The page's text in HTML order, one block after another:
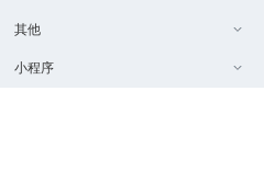
其他
小程序